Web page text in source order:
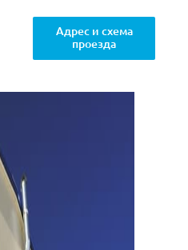
Адрес и схема
проезда